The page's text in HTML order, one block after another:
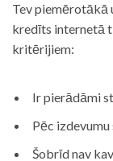
Tev piemērotākā
kredīts internetā
kritērijiem:
Ir pierādāmi
Pēc
Šobrīd nav